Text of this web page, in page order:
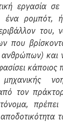
εργασία
ένα ρομπότ,
του,
που
και
κάποιος
από τον